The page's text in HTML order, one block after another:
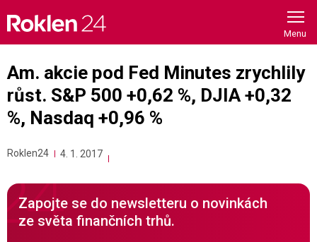
content
Am. akcie pod Fed Minutes zrychlily
růst. S&P 500 +0,62 %, DJIA +0,32
%, Nasdaq +0,96 %
Roklen24 4. 1. 2017
Zapojte se do newsletteru o novinkách
ze světa finančních trhů.